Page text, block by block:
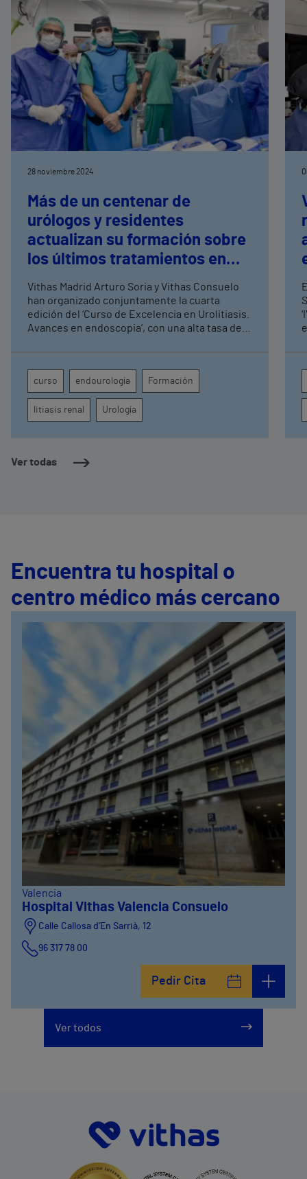
Ver todas
28 noviembre 2024
Más de un centenar de
urólogos y residentes
actualizan su formación sobre
los últimos tratamientos en
endourología y litiasis urinaria
Vithas Madrid Arturo Soria y Vithas Consuelo
han organizado conjuntamente la cuarta
edición del ‘Curso de Excelencia en Urolitiasis.
Avances en endoscopia’, con una alta tasa de
curso endourología Formación
litiasis renal Urología
Encuentra tu hospital o
centro médico más cercano
Valencia
Hospital Vithas Valencia Consuelo
Calle Callosa d’En Sarrià, 12
96 317 78 00
Pedir Cita
Ver todos